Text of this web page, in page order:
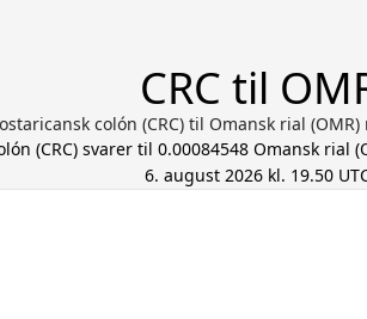
CRC til
colón (CRC) til Omansk rial
(CRC) svarer til 0.00084548 Omansk rial (
6. august 2026 kl. 19.50